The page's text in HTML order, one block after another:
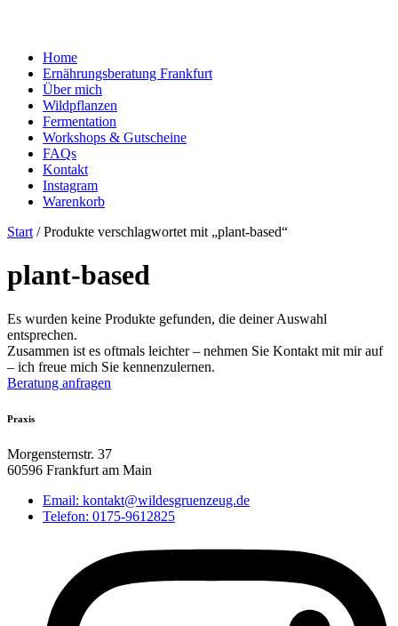
Home
Ernährungsberatung Frankfurt
Über mich
Wildpflanzen
Fermentation
Workshops & Gutscheine
FAQs
Kontakt
Instagram
Warenkorb
Start / Produkte verschlagwortet mit „plant-based“
plant-based
Es wurden keine Produkte gefunden, die deiner Auswahl
entsprechen.
Zusammen ist es oftmals leichter – nehmen Sie Kontakt mit mir auf
– ich freue mich Sie kennenzulernen.
Beratung anfragen
Praxis
Morgensternstr. 37
60596 Frankfurt am Main
Email: kontakt@wildesgruenzeug.de
Telefon: 0175-9612825